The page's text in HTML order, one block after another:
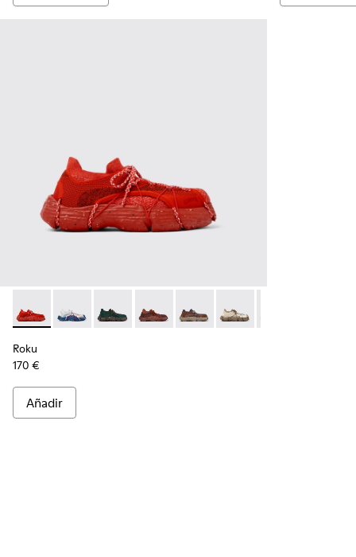
Roku - K100953-002 - Zapatilla roja para hombre
Roku - K100953-014 - Sneakers de tejido multicolor
Roku - K100953-012 - Sneaker verde para
Roku - K100953-010 - Sneaker burdeos
Roku - K100953-009 - Sneaker
Roku - K100953-008 -
Roku - K100953-
Roku
170 €
Añadir